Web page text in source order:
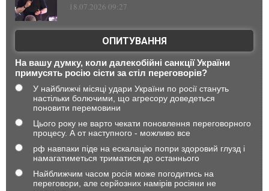
18.07.2026 09:27
ОПИТУВАННЯ
На вашу думку, коли далекобійні санкції України
примусять росію сісти за стіл переговорів?
У найближчі місяці удари України по росії стануть
настільки болючими, що агресору доведеться
поновити перемовини
Цього року не варто чекати поновлення переговорного
процесу. А от наступного - можливо все
рф навпаки піде на ескалацію попри здоровий глузд і
намагатиметься триматися до останнього
Найближчим часом росія може погодитись на
переговори, але серйозних намірів росіяни не